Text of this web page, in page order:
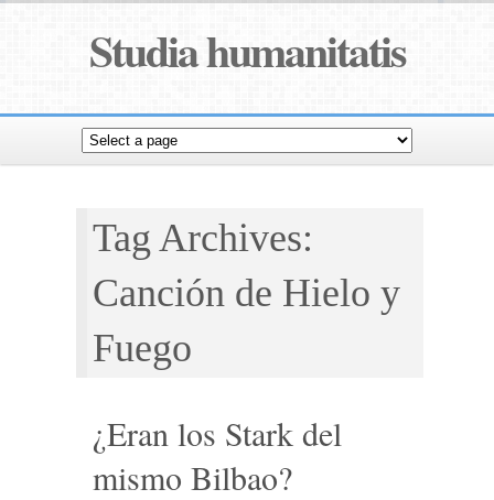
Studia humanitatis
Tag Archives:
Canción de Hielo y
Fuego
¿Eran los Stark del
mismo Bilbao?